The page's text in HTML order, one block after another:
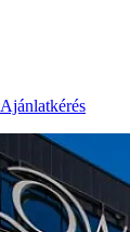
Ajánlatkérés